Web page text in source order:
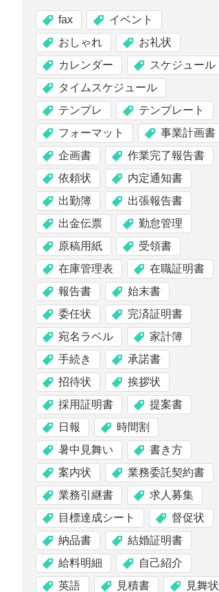
fax
イベント
おしゃれ
お礼状
カレンダー
スケジュール
タイムスケジュール
テンプレ
テンプレート
フォーマット
事業計画書
企画書
作業完了報告書
依頼状
内定通知書
出勤簿
出張報告書
出金伝票
勤怠管理
原稿用紙
受領書
在庫管理表
在職証明書
報告書
始末書
委任状
完済証明書
宛名ラベル
家計簿
手続き
承諾書
招待状
挨拶状
採用証明書
提案書
日報
時間割
暑中見舞い
書き方
案内状
業務委託契約書
業務引継書
求人募集
目標達成シート
督促状
納品書
結婚証明書
給料明細
自己紹介
英語
見積書
見舞状